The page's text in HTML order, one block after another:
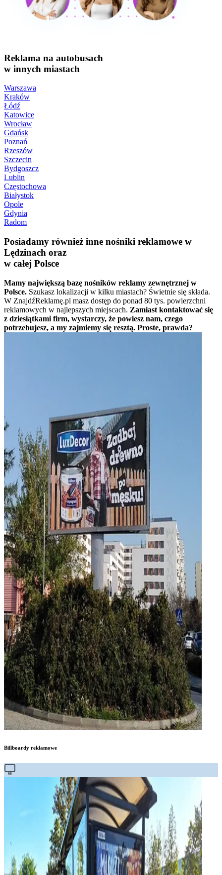
Reklama na autobusach
w innych miastach
Warszawa
Kraków
Łódź
Katowice
Wrocław
Gdańsk
Poznań
Rzeszów
Szczecin
Bydgoszcz
Lublin
Częstochowa
Białystok
Opole
Gdynia
Radom
Posiadamy również inne nośniki reklamowe w
Lędzinach oraz
w całej Polsce
Mamy największą bazę nośników reklamy zewnętrznej w
Polsce. Szukasz lokalizacji w kilku miastach? Świetnie się składa.
W ZnajdźReklamę.pl masz dostęp do ponad 80 tys. powierzchni
reklamowych w najlepszych miejscach. Zamiast kontaktować się
z dziesiątkami firm, wystarczy, że powiesz nam, czego
potrzebujesz, a my zajmiemy się resztą. Proste, prawda?
Billboardy reklamowe